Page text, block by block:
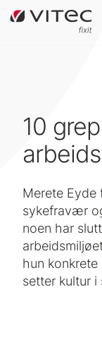
10
Merete Eyde
sykefravær
noen har
hun
setter kultur i